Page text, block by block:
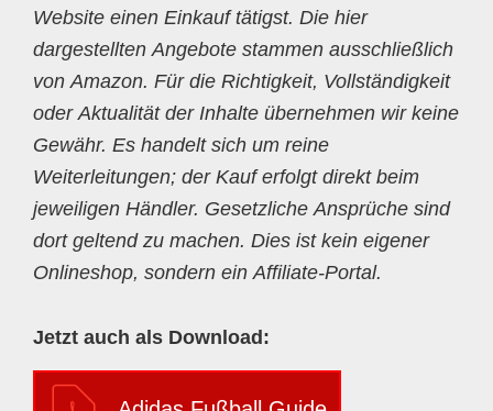
Website einen Einkauf tätigst. Die hier
dargestellten Angebote stammen ausschließlich
von Amazon. Für die Richtigkeit, Vollständigkeit
oder Aktualität der Inhalte übernehmen wir keine
Gewähr. Es handelt sich um reine
Weiterleitungen; der Kauf erfolgt direkt beim
jeweiligen Händler. Gesetzliche Ansprüche sind
dort geltend zu machen. Dies ist kein eigener
Onlineshop, sondern ein Affiliate-Portal.
Jetzt auch als Download: